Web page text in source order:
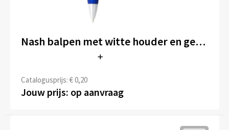
Nash balpen met witte houder en gekleurde grip (blauwe inkt)
Catalogusprijs: € 0,20
Jouw prijs: op aanvraag